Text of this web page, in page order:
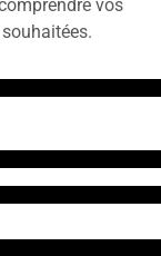
vos